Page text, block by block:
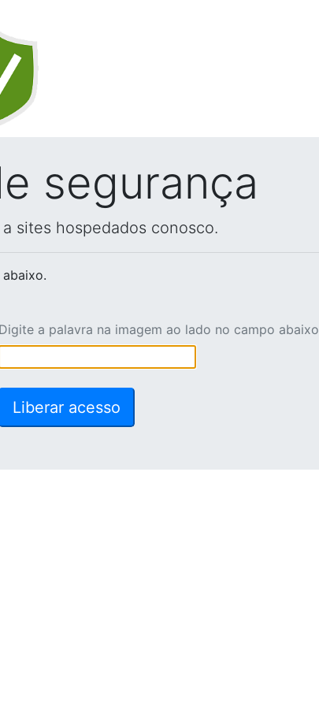
segurança
sites hospedados conosco.
Digite a palavra na imagem ao lado no campo abaixo